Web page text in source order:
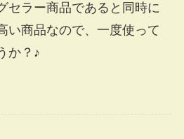
セラー商品であると同時に
い商品なので、一度使って
か？♪